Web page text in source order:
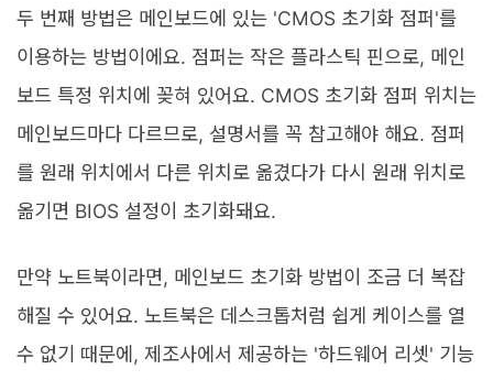
두 번째 방법은 메인보드에 있는 'CMOS 초기화 점퍼'를
이용하는 방법이에요. 점퍼는 작은 플라스틱 핀으로, 메인
보드 특정 위치에 꽂혀 있어요. CMOS 초기화 점퍼 위치는
메인보드마다 다르므로, 설명서를 꼭 참고해야 해요. 점퍼
를 원래 위치에서 다른 위치로 옮겼다가 다시 원래 위치로
옮기면 BIOS 설정이 초기화돼요.
만약 노트북이라면, 메인보드 초기화 방법이 조금 더 복잡
해질 수 있어요. 노트북은 데스크톱처럼 쉽게 케이스를 열
수 없기 때문에, 제조사에서 제공하는 '하드웨어 리셋' 기능